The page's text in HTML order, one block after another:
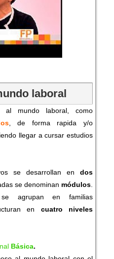
laboral
al mundo laboral, como
, de forma rapida y/o
llegar a cursar estudios
se desarrollan en dos
se denominan módulos
agrupan en familias
en cuatro niveles
Básica.